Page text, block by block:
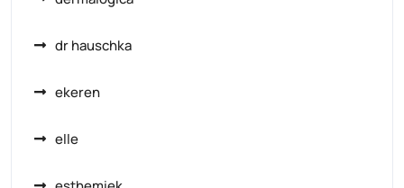
dr hauschka
ekeren
elle